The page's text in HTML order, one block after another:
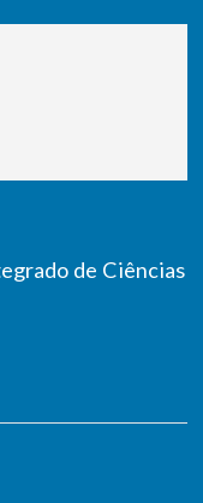
de Ciências